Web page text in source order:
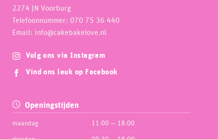
2274 JN Voorburg
Telefoonnummer: 070 75 36 440
Email: info@cakebakelove.nl
Volg ons via Instagram
Vind ons leuk op Facebook
Openingstijden
maandag 11:00 — 18:00